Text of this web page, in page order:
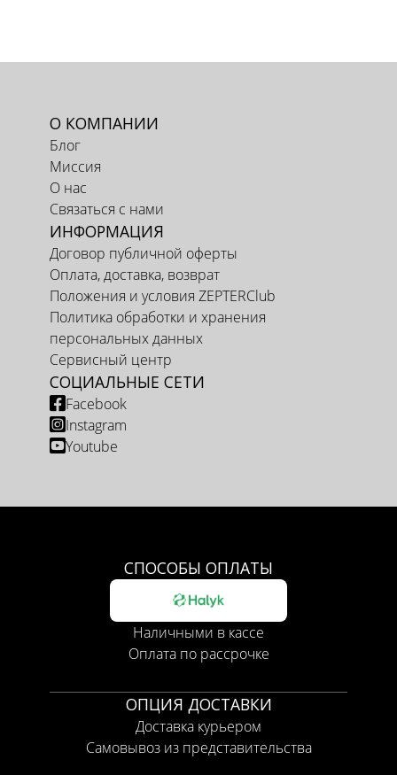
О КОМПАНИИ
Блог
Миссия
О нас
Связаться с нами
ИНФОРМАЦИЯ
Договор публичной оферты
Оплата, доставка, возврат
Положения и условия ZEPTERClub
Политика обработки и хранения
персональных данных
Сервисный центр
СОЦИАЛЬНЫЕ СЕТИ
Facebook
Instagram
Youtube
СПОСОБЫ ОПЛАТЫ
Наличными в кассе
Оплата по рассрочке
ОПЦИЯ ДОСТАВКИ
Доставка курьером
Самовывоз из представительства